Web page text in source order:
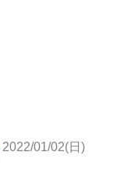
2022/01/02(日)